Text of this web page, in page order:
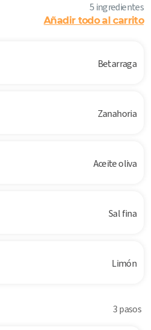
5 ingredientes
Añadir todo al carrito
Betarraga
Zanahoria
Aceite oliva
Sal fina
Limón
3 pasos